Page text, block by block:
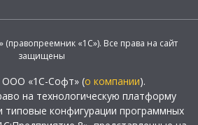
«1С»). Все права на сайт
защищены
ООО «1С-Софт» (о компании).
на технологическую платформу
типовые конфигурации программных